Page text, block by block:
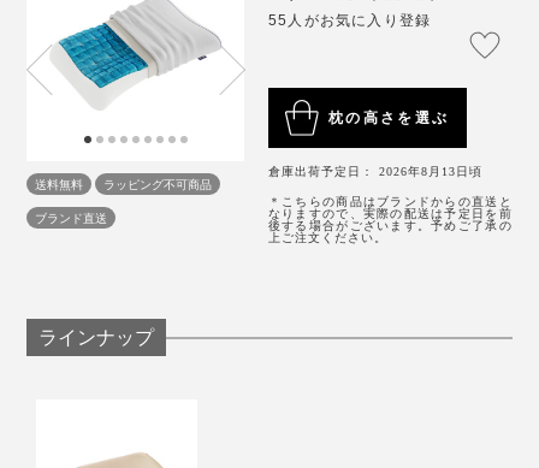
こともあるので、別売りの「
私（身長160cm、女性）は、もともと低めが好みでベッ
ドも柔らかいタイプのため、一番低い7cmでも、ちょっ
『Technogel® pillow』は、どちらかというと、骨格が
しっかりしていて、頭や首をきちんと支えたいタイプの
人に向いていると思います。
送料無料
ラッピング不可商品
ブランド直送
55人がお気に入り登録
枕の高さを選ぶ
倉庫出荷予定日： 2026年8月13日頃
＊こちらの商品はブランドからの直送と
なりますので、実際の配送は予定日を前
後する場合がございます。予めご了承の
上ご注文ください。
ラインナップ